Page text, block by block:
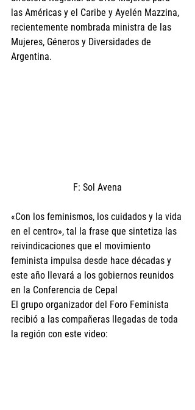
las Américas y el Caribe y Ayelén Mazzina,
recientemente nombrada ministra de las
Mujeres, Géneros y Diversidades de
Argentina.
F: Sol Avena
«Con los feminismos, los cuidados y la vida
en el centro», tal la frase que sintetiza las
reivindicaciones que el movimiento
feminista impulsa desde hace décadas y
este año llevará a los gobiernos reunidos
en la Conferencia de Cepal
El grupo organizador del Foro Feminista
recibió a las compañeras llegadas de toda
la región con este video: